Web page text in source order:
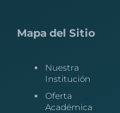
Mapa del Sitio
Nuestra
Institución
Oferta
Académica